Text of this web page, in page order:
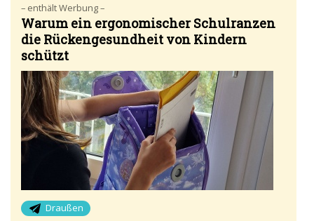
– enthält Werbung –
Warum ein ergonomischer Schulranzen
die Rückengesundheit von Kindern
schützt
Draußen